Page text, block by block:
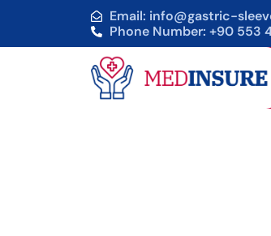
Email: info@gastric-
Phone Number: +90 553